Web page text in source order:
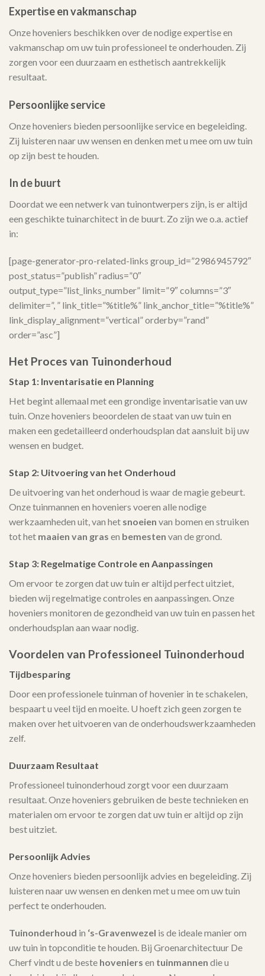
Expertise en vakmanschap
Onze hoveniers beschikken over de nodige expertise en
vakmanschap om uw tuin professioneel te onderhouden. Zij
zorgen voor een duurzaam en esthetisch aantrekkelijk
resultaat.
Persoonlijke service
Onze hoveniers bieden persoonlijke service en begeleiding.
Zij luisteren naar uw wensen en denken met u mee om uw tuin
op zijn best te houden.
In de buurt
Doordat we een netwerk van tuinontwerpers zijn, is er altijd
een geschikte tuinarchitect in de buurt. Zo zijn we o.a. actief
in:
[page-generator-pro-related-links group_id=”2986945792″
post_status=”publish” radius=”0″
output_type=”list_links_number” limit=”9″ columns=”3″
delimiter=”, ” link_title=”%title%” link_anchor_title=”%title%”
link_display_alignment=”vertical” orderby=”rand”
order=”asc”]
Het Proces van Tuinonderhoud
Stap 1: Inventarisatie en Planning
Het begint allemaal met een grondige inventarisatie van uw
tuin. Onze hoveniers beoordelen de staat van uw tuin en
maken een gedetailleerd onderhoudsplan dat aansluit bij uw
wensen en budget.
Stap 2: Uitvoering van het Onderhoud
De uitvoering van het onderhoud is waar de magie gebeurt.
Onze tuinmannen en hoveniers voeren alle nodige
werkzaamheden uit, van het snoeien van bomen en struiken
tot het maaien van gras en bemesten van de grond.
Stap 3: Regelmatige Controle en Aanpassingen
Om ervoor te zorgen dat uw tuin er altijd perfect uitziet,
bieden wij regelmatige controles en aanpassingen. Onze
hoveniers monitoren de gezondheid van uw tuin en passen het
onderhoudsplan aan waar nodig.
Voordelen van Professioneel Tuinonderhoud
Tijdbesparing
Door een professionele tuinman of hovenier in te schakelen,
bespaart u veel tijd en moeite. U hoeft zich geen zorgen te
maken over het uitvoeren van de onderhoudswerkzaamheden
zelf.
Duurzaam Resultaat
Professioneel tuinonderhoud zorgt voor een duurzaam
resultaat. Onze hoveniers gebruiken de beste technieken en
materialen om ervoor te zorgen dat uw tuin er altijd op zijn
best uitziet.
Persoonlijk Advies
Onze hoveniers bieden persoonlijk advies en begeleiding. Zij
luisteren naar uw wensen en denken met u mee om uw tuin
perfect te onderhouden.
Tuinonderhoud in ‘s-Gravenwezel is de ideale manier om
uw tuin in topconditie te houden. Bij Groenarchitectuur De
Cherf vindt u de beste hoveniers en tuinmannen die u